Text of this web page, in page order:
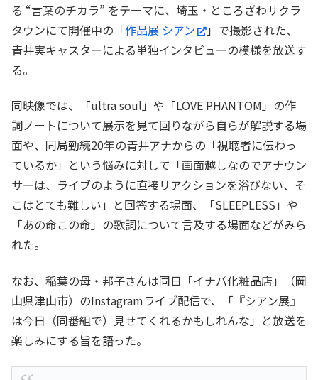
る “言葉のチカラ” をテーマに、埼玉・ところざわサクラ
タウンにて開催中の「作品展 シアン
」で撮影された、
青井実キャスターによる単独インタビューの模様を放送す
る。
同映像では、「ultra soul」や「LOVE PHANTOM」の作
詞ノートについて展示を見て回りながら自らが解説する場
面や、同局勤続20年の青井アナからの「視聴者に伝わっ
ているか」という悩みに対して「画面越しなのでアナウン
サーは、ライブのように直接リアクションを浴びない、そ
こはとても難しい」と回答する場面、「SLEEPLESS」や
「あの命この命」の歌詞について言及する場面などがみら
れた。
なお、稲葉の母・邦子さんは同日「イナバ化粧品店」（岡
山県津山市）のInstagramライブ配信で、「『シアン展』
は今日（同番組で）見せてくれるかもしれんな」と放送を
楽しみにする旨を語った。